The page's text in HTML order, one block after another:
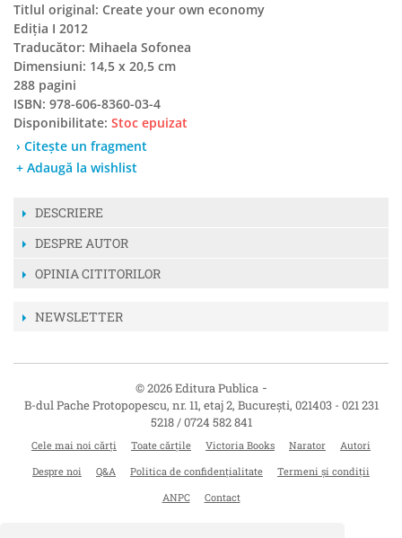
Titlul original: Create your own economy
Ediția I 2012
Traducător: Mihaela Sofonea
Dimensiuni: 14,5 x 20,5 cm
288 pagini
ISBN: 978-606-8360-03-4
Disponibilitate: Stoc epuizat
› Citește un fragment
+ Adaugă la wishlist
DESCRIERE
DESPRE AUTOR
OPINIA CITITORILOR
NEWSLETTER
© 2026 Editura Publica-
B-dul Pache Protopopescu, nr. 11, etaj 2, București, 021403 - 021 231
5218 / 0724 582 841
Cele mai noi cărți Toate cărțile Victoria Books Narator
Autori
Despre noi
Q&A Politica de confidențialitate
Termeni și condiții
ANPC
Contact